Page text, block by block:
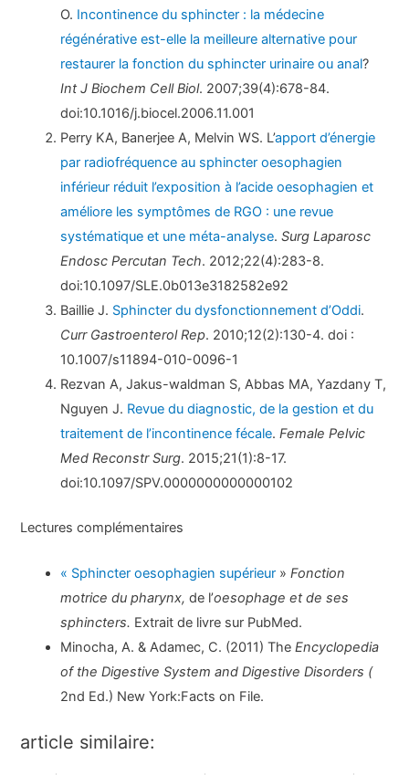
O. Incontinence du sphincter : la médecine
régénérative est-elle la meilleure alternative pour
restaurer la fonction du sphincter urinaire ou anal?
Int J Biochem Cell Biol. 2007;39(4):678-84.
doi:10.1016/j.biocel.2006.11.001
Perry KA, Banerjee A, Melvin WS. L’apport d’énergie
par radiofréquence au sphincter oesophagien
inférieur réduit l’exposition à l’acide oesophagien et
améliore les symptômes de RGO : une revue
systématique et une méta-analyse.Surg Laparosc
Endosc Percutan Tech. 2012;22(4):283-8.
doi:10.1097/SLE.0b013e3182582e92
Baillie J. Sphincter du dysfonctionnement d’Oddi.
Curr Gastroenterol Rep. 2010;12(2):130-4. doi :
10.1007/s11894-010-0096-1
Rezvan A, Jakus-waldman S, Abbas MA, Yazdany T,
Nguyen J. Revue du diagnostic, de la gestion et du
traitement de l’incontinence fécale.Female Pelvic
Med Reconstr Surg. 2015;21(1):8-17.
doi:10.1097/SPV.0000000000000102
Lectures complémentaires
« Sphincter oesophagien supérieur »Fonction
motrice du pharynx, de l’oesophage et de ses
sphincters. Extrait de livre sur PubMed.
Minocha, A. & Adamec, C. (2011) TheEncyclopedia
of the Digestive System and Digestive Disorders (
2nd Ed.) New York:Facts on File.
article similaire: